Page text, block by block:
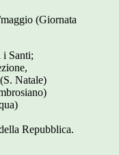
(Giornata
i Santi;
Natale)
Repubblica.